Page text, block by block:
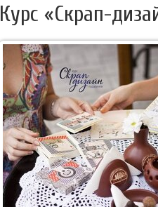
Курс «Скрап-